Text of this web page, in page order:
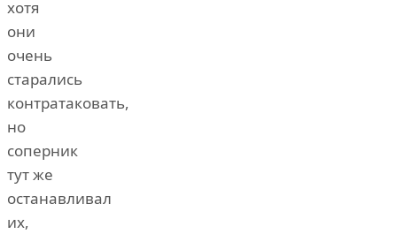
хотя
они
очень
старались
контратаковать,
но
соперник
тут же
останавливал
их,